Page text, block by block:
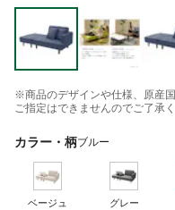
※商品のデザインや仕様、原産
ご指定はできませんのでご了承く
カラー・柄ブルー
ベージュ グレー